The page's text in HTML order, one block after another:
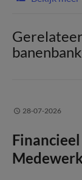
28-07-2026